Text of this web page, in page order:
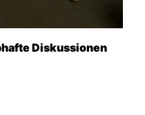
Diskussionen